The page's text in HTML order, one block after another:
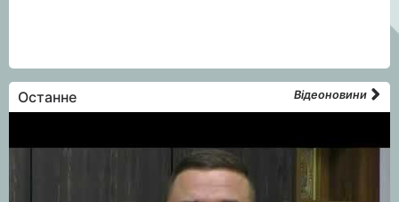
Останне Відеоновини